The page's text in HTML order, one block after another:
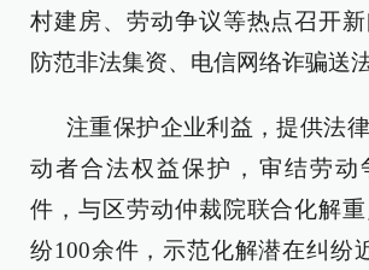
村建房、劳动争议等热点召开
防范非法集资、电信网络诈骗送
注重保护企业利益，提供法
动者合法权益保护，审结劳动
件，与区劳动仲裁院联合化解
纷100余件，示范化解潜在纠纷